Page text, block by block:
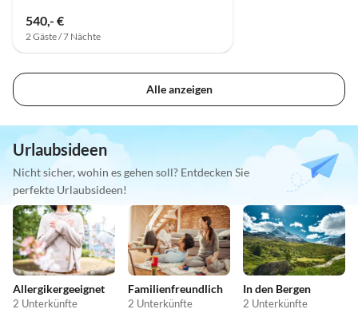
540,- €
2 Gäste / 7 Nächte
Alle anzeigen
Urlaubsideen
Nicht sicher, wohin es gehen soll? Entdecken Sie
perfekte Urlaubsideen!
Allergikergeeignet
2 Unterkünfte
Familienfreundlich
2 Unterkünfte
In den Bergen
2 Unterkünfte